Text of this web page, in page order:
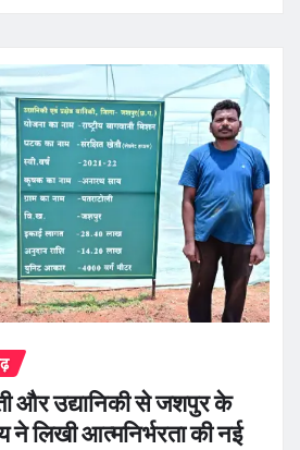
और उद्यानिकी से जशपुर के
लिखी आत्मनिर्भरता की नई